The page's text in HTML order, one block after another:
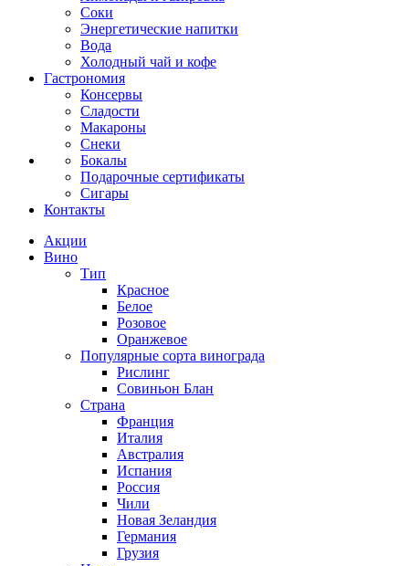
Соки
Энергетические напитки
Вода
Холодный чай и кофе
Гастрономия
Консервы
Сладости
Макароны
Снеки
Бокалы
Подарочные сертификаты
Сигары
Контакты
Акции
Вино
Тип
Красное
Белое
Розовое
Оранжевое
Популярные сорта винограда
Рислинг
Совиньон Блан
Страна
Франция
Италия
Австралия
Испания
Россия
Чили
Новая Зеландия
Германия
Грузия